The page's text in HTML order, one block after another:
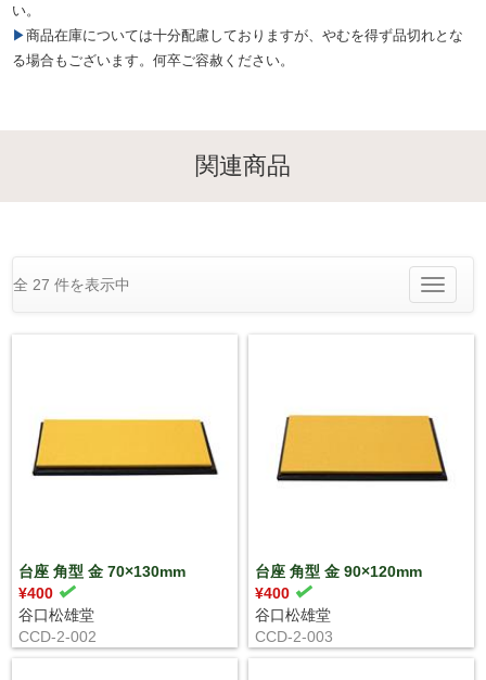
い。
▶商品在庫については十分配慮しておりますが、やむを得ず品切れとな
る場合もございます。何卒ご容赦ください。
関連商品
Toggle
全 27 件を表示中
台座 角型 金 70×130mm
¥400
谷口松雄堂
CCD-2-002
台座 角型 金 90×120mm
¥400
谷口松雄堂
CCD-2-003